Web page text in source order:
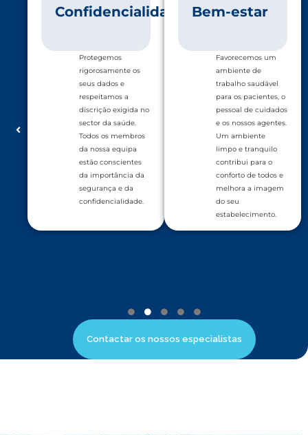
Confidencialidade
Protegemos
rigorosamente os
seus dados e
respeitamos a
discrição exigida no
sector da saúde.
Todos os membros
da nossa equipa
estão conscientes
da importância da
segurança e da
confidencialidade.
Bem-estar
Favorecemos um
ambiente de
trabalho saudável
para os pacientes, o
pessoal de cuidados
e os nossos agentes.
Um ambiente
limpo e tranquilo
contribui para o
conforto de todos e
melhora a imagem
do seu
estabelecimento.
Contactar os nossos especialistas